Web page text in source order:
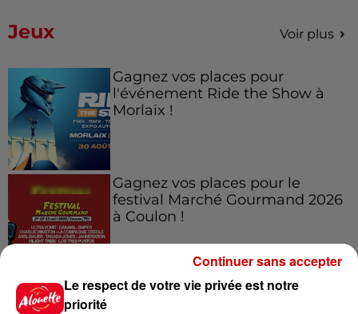
Jeux Voir plus
Gagnez vos places pour
l'événement Ride the Show à
Morlaix !
Gagnez vos places pour le
festival Marché Gourmand 2026
à Coulon !
Le Duel - Gagnez vos entrées
Le respect de votre vie privée est notre
priorité
Continuer sans accepter